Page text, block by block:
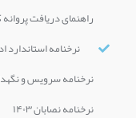
راهنمای دریافت
نرخنامه استاندارد
نرخنامه سرویس و
نرخنامه نصابان ۱۴۰۳